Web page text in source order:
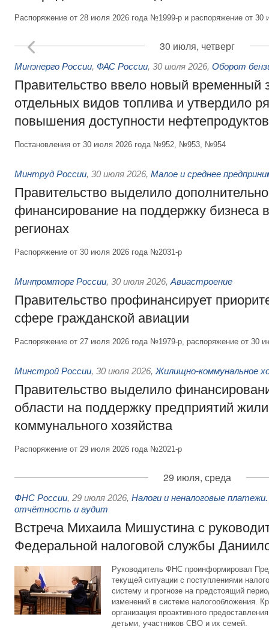
Распоряжение от 28 июля 2026 года №1999-р и распоряжение от
30 июля, четверг
Минэнерго России, ФАС России, 30 июля 2026, Оборот
Правительство ввело новый временный
отдельных видов топлива и утвердило
повышения доступности нефтепродуктов
Постановления от 30 июля 2026 года №952, №953, №954
Минтруд России, 30 июля 2026, Малое и среднее
Правительство выделило
финансирование на поддержку бизнеса
регионах
Распоряжение от 30 июля 2026 года №2031-р
Минпромторг России, 30 июля 2026, Авиастроение
Правительство профинансирует
сфере гражданской авиации
Распоряжение от 27 июля 2026 года №1979-р, распоряжение от 30
Минстрой России, 30 июля 2026, Жилищно-коммунальное
Правительство выделило
области на поддержку предприятий
коммунального хозяйства
Распоряжение от 29 июля 2026 года №2021-р
29 июля, среда
ФНС России, 29 июля 2026, Налоги и неналоговые
отчётность и аудит
Встреча Михаила Мишустина с
Федеральной налоговой службы
Руководитель ФНС проинформировал
текущей ситуации с поступлениями
систему и прогнозе на предстоящий
изменений в системе налогообложения.
организация проактивного
детьми, участников СВО и их семей.